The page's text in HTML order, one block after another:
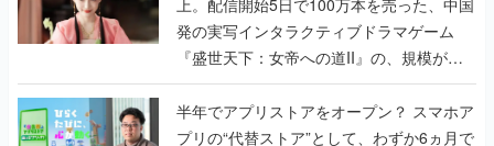
上。配信開始5日で100万本を売った、中国
発の実写インタラクティブドラマゲーム
『盛世天下：女帝への道II』の、規模が違
うこだわりをプロデューサーに聞いた
半年でアプリストアをオープン？ スマホア
プリの“代替ストア”として、わずか6ヵ月で